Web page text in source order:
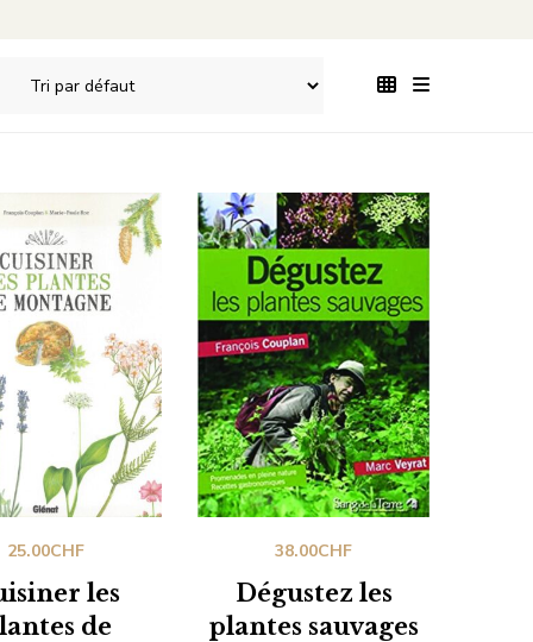
les
de
25.00CHF
Dégustez les
plantes sauvages
38.00CHF